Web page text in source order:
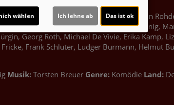
Rufus Beck, Martina Gedeck, Armin
Leonard Lansink, Horst Scheel, Ralf König,
Georg Roth, Michael De Vivie, Erika Kamp,
Frank Schlüter, Ludger Burmann, Helmut
Musik: Torsten Breuer Genre: Komödie Land:
wählen Ich lehne ab Das ist ok